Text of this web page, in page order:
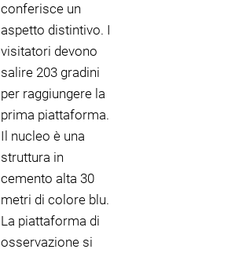
conferisce un
aspetto distintivo. I
visitatori devono
salire 203 gradini
per raggiungere la
prima piattaforma.
Il nucleo è una
struttura in
cemento alta 30
metri di colore blu.
La piattaforma di
osservazione si